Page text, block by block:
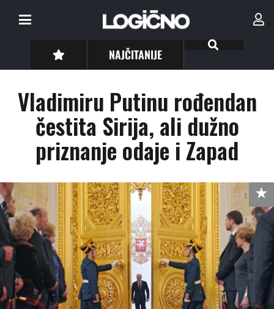
NAJČITANIJE
Vladimiru Putinu rođendan
čestita Sirija, ali dužno
priznanje odaje i Zapad